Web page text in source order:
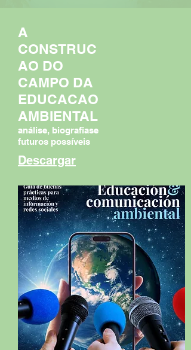
A
CONSTRUC
AO DO
CAMPO DA
EDUCACAO
AMBIENTAL
análise, biografiase
futuros possíveis
Descargar